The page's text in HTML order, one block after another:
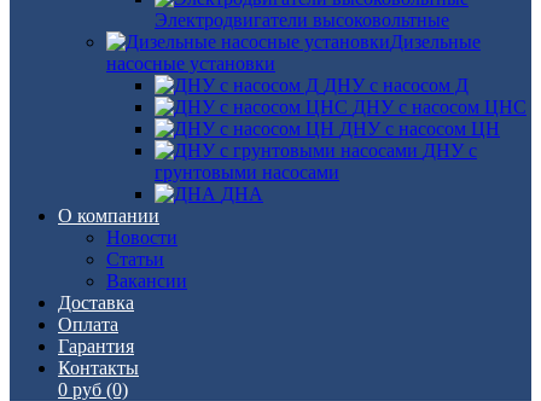
Электродвигатели высоковольтные
Дизельные
насосные установки
ДНУ с насосом Д
ДНУ с насосом ЦНС
ДНУ с насосом ЦН
ДНУ с
грунтовыми насосами
ДНА
О компании
Новости
Статьи
Вакансии
Доставка
Оплата
Гарантия
Контакты
0 руб (0)